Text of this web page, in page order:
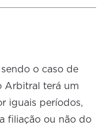
o caso de
Arbitral terá um
iguais períodos,
filiação ou não do